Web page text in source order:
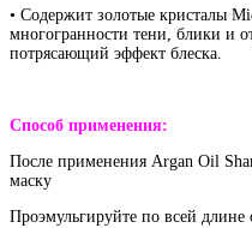
• Содержит золотые кристалы
многогранности тени, блики и
потрясающий эффект блеска.
Способ применения:
После применения Argan Oil
маску
Проэмульгируйте по всей длине